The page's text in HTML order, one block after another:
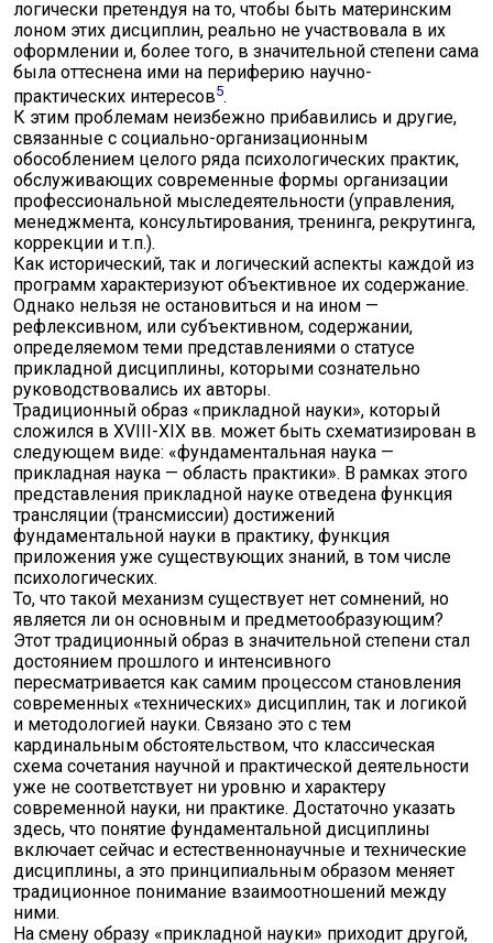
логически претендуя на то, чтобы быть материнским
лоном этих дисциплин, реально не участвовала в их
оформлении и, более того, в значительной степени сама
была оттеснена ими на периферию научно-
практических интересов5.
К этим проблемам неизбежно прибавились и другие,
связанные с социально-организационным
обособлением целого ряда психологических практик,
обслуживающих современные формы организации
профессиональной мыследеятельности (управления,
менеджмента, консультирования, тренинга, рекрутинга,
коррекции и т.п.).
Как исторический, так и логический аспекты каждой из
программ характеризуют объективное их содержание.
Однако нельзя не остановиться и на ином —
рефлексивном, или субъективном, содержании,
определяемом теми представлениями о статусе
прикладной дисциплины, которыми сознательно
руководствовались их авторы.
Традиционный образ «прикладной науки», который
сложился в XVIII-XIX вв. может быть схематизирован в
следующем виде: «фундаментальная наука —
прикладная наука — область практики». В рамках этого
представления прикладной науке отведена функция
трансляции (трансмиссии) достижений
фундаментальной науки в практику, функция
приложения уже существующих знаний, в том числе
психологических.
То, что такой механизм существует нет сомнений, но
является ли он основным и предметообразующим?
Этот традиционный образ в значительной степени стал
достоянием прошлого и интенсивного
пересматривается как самим процессом становления
современных «технических» дисциплин, так и логикой
и методологией науки. Связано это с тем
кардинальным обстоятельством, что классическая
схема сочетания научной и практической деятельности
уже не соответствует ни уровню и характеру
современной науки, ни практике. Достаточно указать
здесь, что понятие фундаментальной дисциплины
включает сейчас и естественнонаучные и технические
дисциплины, а это принципиальным образом меняет
традиционное понимание взаимоотношений между
ними.
На смену образу «прикладной науки» приходит другой,